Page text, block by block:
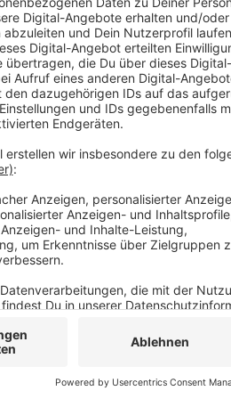
In Mönchengladbach steigt im
Neuinfektionen. Im Vergleich
worden. Dem gegenüber
als geheilt gelten. Insgesamt
gemeldet. 13 Menschen sind
Menschen bei uns befinden